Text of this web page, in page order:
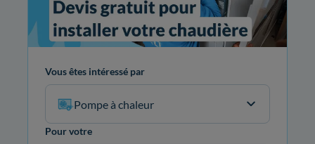
Vous êtes intéressé par
Pompe à chaleur
Pour votre